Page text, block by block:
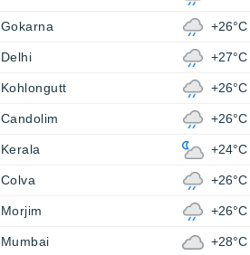
Gokarna +26°C
Delhi +27°C
Kohlongutt +26°C
Candolim +26°C
Kerala +24°C
Colva +26°C
Morjim +26°C
Mumbai +28°C